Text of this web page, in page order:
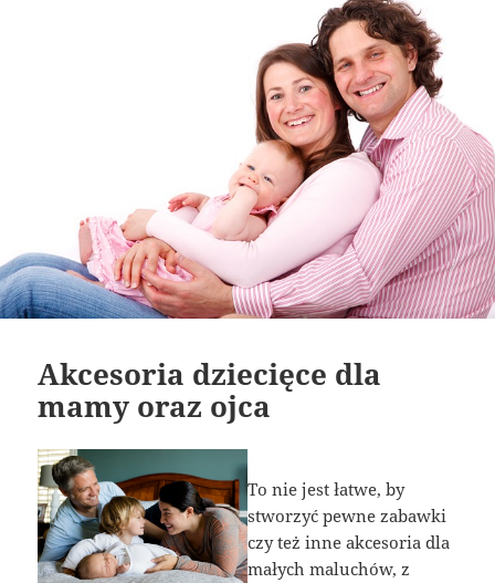
Akcesoria dziecięce dla
mamy oraz ojca
To nie jest łatwe, by
stworzyć pewne zabawki
czy też inne akcesoria dla
małych maluchów, z